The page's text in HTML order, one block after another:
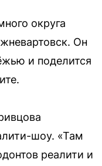
округа
Он
и поделится
шоу. «Там
реалити и